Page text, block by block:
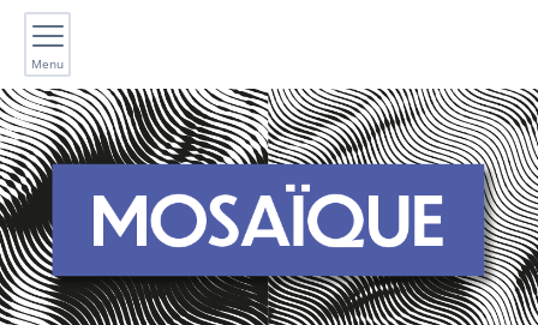
Menu